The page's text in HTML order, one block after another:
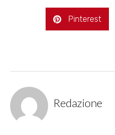
Pinterest
Redazione